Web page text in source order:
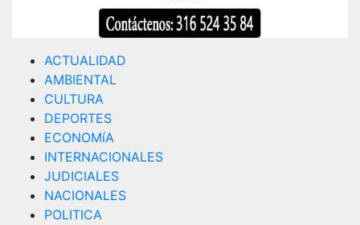
ACTUALIDAD
AMBIENTAL
CULTURA
DEPORTES
ECONOMíA
INTERNACIONALES
JUDICIALES
NACIONALES
POLITICA